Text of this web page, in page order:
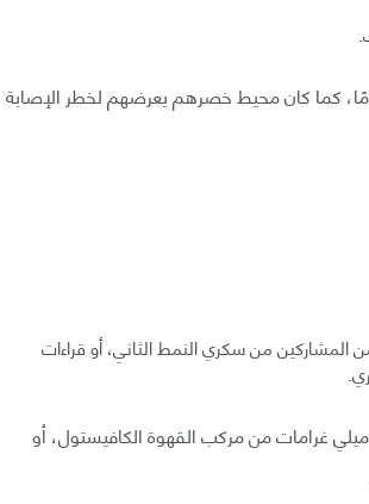
40 رجلًا وامرأة بالغين ترواحت أعمارهم بين 25 إلى 78 عامًا، كما كان محيط خصرهم يعرضهم لخطر الإصابة
من سكري النمط الثاني، أو قراءات
وزع الباحثون المشاركين عشوائيًا، حتى يتلقى نصفهم كبسولة تحوي 6 ميلي غرامات من مركب القهوة الكافيستول، أو